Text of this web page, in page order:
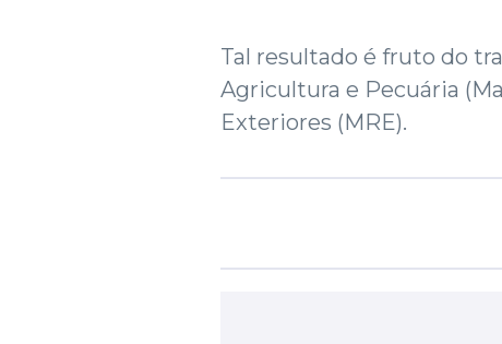
Tal resultado é fruto do
Agricultura e Pecuária
Exteriores (MRE).